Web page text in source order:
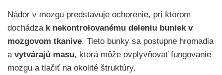
Nádor v mozgu predstavuje ochorenie, pri ktorom
dochádza k nekontrolovanému deleniu buniek v
mozgovom tkanive. Tieto bunky sa postupne hromadia
a vytvárajú masu, ktorá môže ovplyvňovať fungovanie
mozgu a tlačiť na okolité štruktúry.